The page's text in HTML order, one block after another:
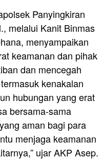
Panyingkiran
melalui Kanit Binmas
menyampaikan
keamanan dan pihak
dan mencegah
kenakalan
hubungan yang erat
bersama-sama
aman bagi para
menjaga keamanan
ujar AKP Asep.